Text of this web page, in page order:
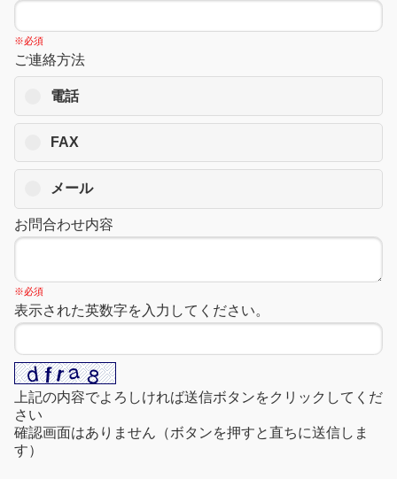
※必須
ご連絡方法
電話
FAX
メール
お問合わせ内容
※必須
表示された英数字を入力してください。
上記の内容でよろしければ送信ボタンをクリックしてくだ
さい
確認画面はありません（ボタンを押すと直ちに送信しま
す）